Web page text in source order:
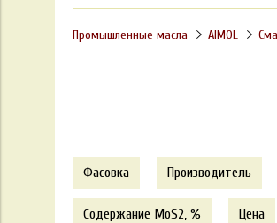
Промышленные масла AIMOL
Фасовка Производитель
Содержание MoS2, % Цена